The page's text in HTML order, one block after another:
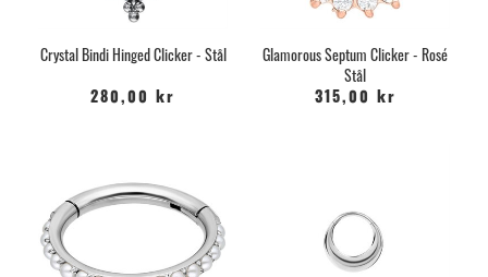
Crystal Bindi Hinged Clicker - Stål
280,00 kr
Glamorous Septum Clicker - Rosé
Stål
315,00 kr